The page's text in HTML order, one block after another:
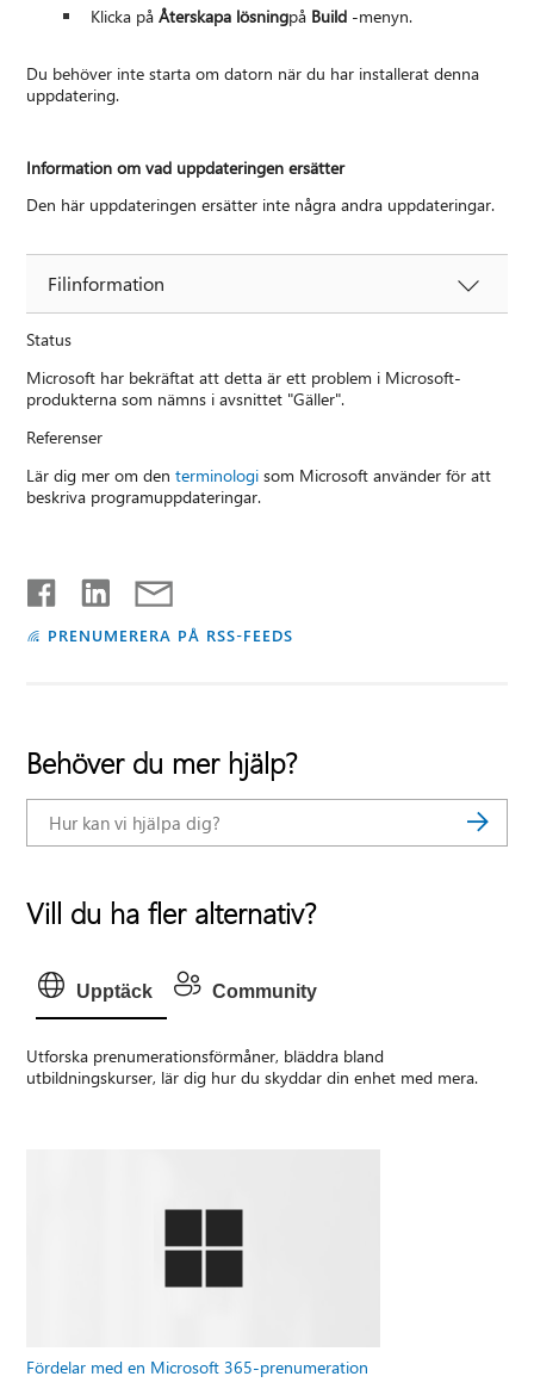
Klicka påÅterskapa lösningpå Build -menyn.
Du behöver inte starta om datorn när du har installerat denna
uppdatering.
Information om vad uppdateringen ersätter
Den här uppdateringen ersätter inte några andra uppdateringar.
Filinformation
Status
Microsoft har bekräftat att detta är ett problem i Microsoft-
produkterna som nämns i avsnittet "Gäller".
Referenser
Lär dig mer om denterminologi som Microsoft använder för att
beskriva programuppdateringar.
PRENUMERERA PÅ RSS-FEEDS
Behöver du mer hjälp?
Vill du ha fler alternativ?
Upptäck Community
Utforska prenumerationsförmåner, bläddra bland
utbildningskurser, lär dig hur du skyddar din enhet med mera.
Fördelar med en Microsoft 365-prenumeration